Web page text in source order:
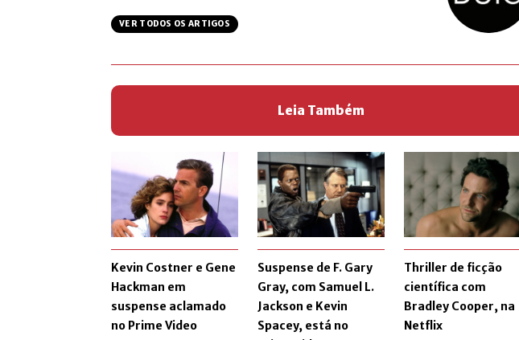
VER TODOS OS ARTIGOS
Leia Também
Kevin Costner e Gene
Hackman em
suspense aclamado
no Prime Video
Suspense de F. Gary
Gray, com Samuel L.
Jackson e Kevin
Spacey, está no
Thriller de ficção
científica com
Bradley Cooper, na
Netflix